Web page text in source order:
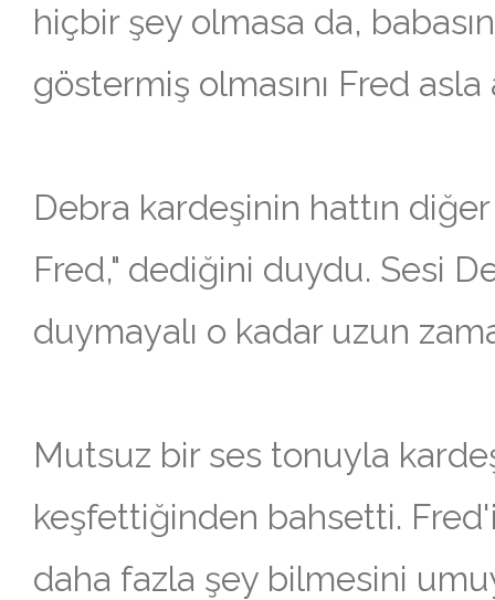
hiçbir şey olmasa da,
göstermiş olmasını Fred
Debra kardeşinin hattın
Fred," dediğini duydu. Sesi
duymayalı o kadar uzun
Mutsuz bir ses tonuyla
keşfettiğinden bahsetti.
daha fazla şey bilmesini